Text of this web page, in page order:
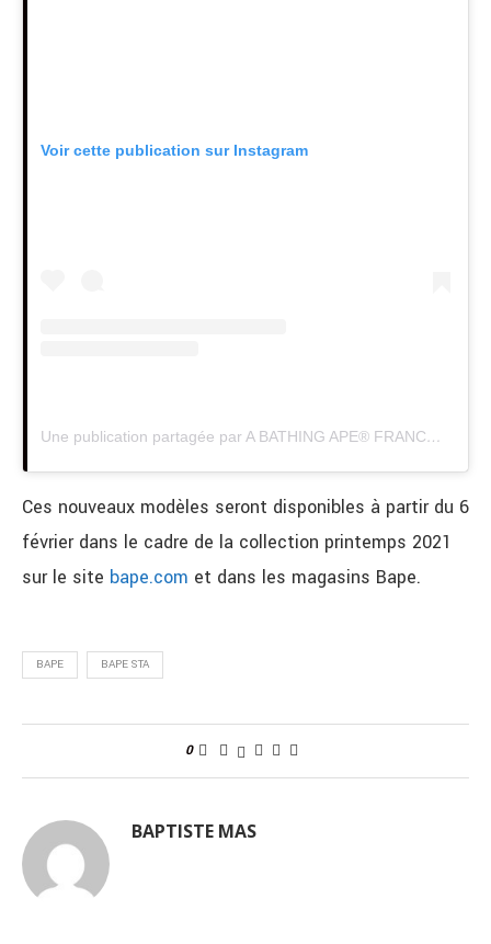
Voir cette publication sur Instagram
Une publication partagée par A BATHING APE® FRANCE (@bape__france)
Ces nouveaux modèles seront disponibles à partir du 6
février dans le cadre de la collection printemps 2021
sur le site bape.com et dans les magasins Bape.
BAPE BAPE STA
0
BAPTISTE MAS